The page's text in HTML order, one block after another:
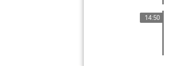
14:50